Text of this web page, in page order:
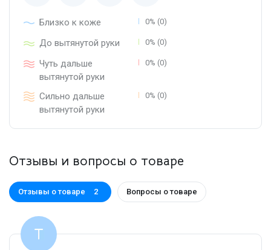
Близко к коже 0% (0)
До вытянутой руки 0% (0)
Чуть дальше
вытянутой руки
0% (0)
Сильно дальше
вытянутой руки
0% (0)
Отзывы и вопросы о товаре
Отзывы о товаре 2 Вопросы о товаре